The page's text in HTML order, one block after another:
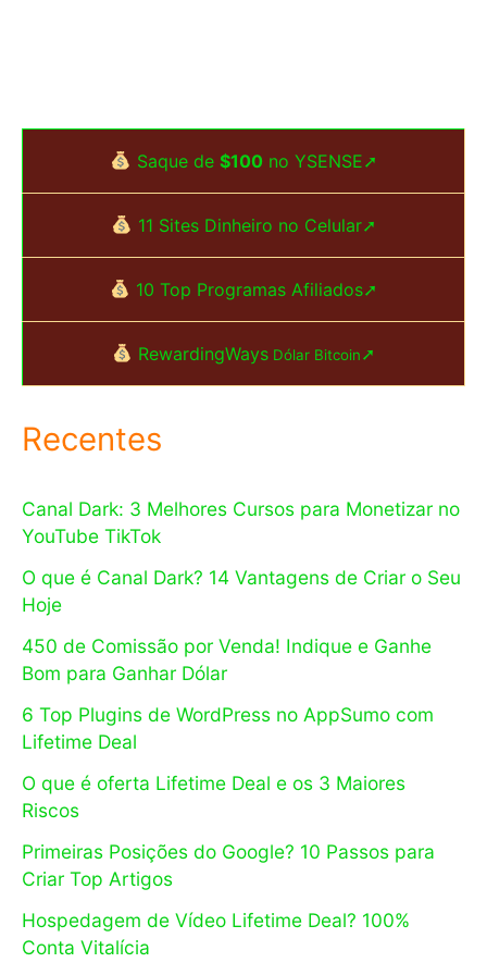
Saque de $100no YSENSE➚
11 Sites Dinheiro no Celular➚
10 Top Programas Afiliados➚
RewardingWays Dólar Bitcoin➚
Recentes
Canal Dark: 3 Melhores Cursos para Monetizar no
YouTube TikTok
O que é Canal Dark? 14 Vantagens de Criar o Seu
Hoje
450 de Comissão por Venda! Indique e Ganhe
Bom para Ganhar Dólar
6 Top Plugins de WordPress no AppSumo com
Lifetime Deal
O que é oferta Lifetime Deal e os 3 Maiores
Riscos
Primeiras Posições do Google? 10 Passos para
Criar Top Artigos
Hospedagem de Vídeo Lifetime Deal? 100%
Conta Vitalícia